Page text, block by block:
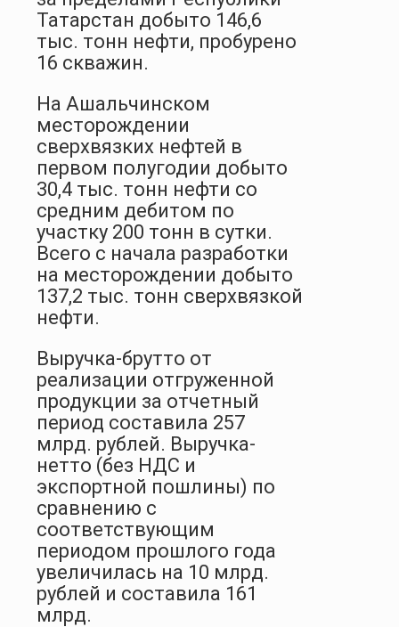
Татарстан добыто 146,6
тыс. тонн нефти, пробурено
16 скважин.
На Ашальчинском
месторождении
сверхвязких нефтей в
первом полугодии добыто
30,4 тыс. тонн нефти со
средним дебитом по
участку 200 тонн в сутки.
Всего с начала разработки
на месторождении добыто
137,2 тыс. тонн сверхвязкой
нефти.
Выручка-брутто от
реализации отгруженной
продукции за отчетный
период составила 257
млрд. рублей. Выручка-
нетто (без НДС и
экспортной пошлины) по
сравнению с
соответствующим
периодом прошлого года
увеличилась на 10 млрд.
рублей и составила 161
млрд.